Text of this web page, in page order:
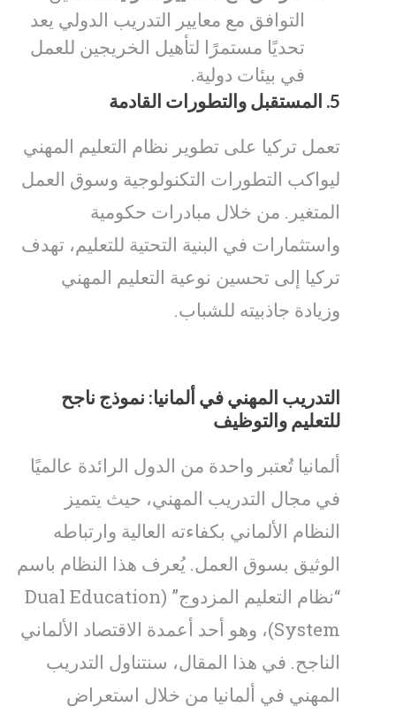
التوافق مع معايير التدريب الدولي يعد
تحديًا مستمرًا لتأهيل الخريجين للعمل
في بيئات دولية.
5. المستقبل والتطورات القادمة
تعمل تركيا على تطوير نظام التعليم المهني
ليواكب التطورات التكنولوجية وسوق العمل
المتغير. من خلال مبادرات حكومية
واستثمارات في البنية التحتية للتعليم، تهدف
تركيا إلى تحسين نوعية التعليم المهني
وزيادة جاذبيته للشباب.
التدريب المهني في ألمانيا: نموذج ناجح
للتعليم والتوظيف
ألمانيا تُعتبر واحدة من الدول الرائدة عالميًا
في مجال التدريب المهني، حيث يتميز
النظام الألماني بكفاءته العالية وارتباطه
الوثيق بسوق العمل. يُعرف هذا النظام باسم
“نظام التعليم المزدوج” (Dual Education
System)، وهو أحد أعمدة الاقتصاد الألماني
الناجح. في هذا المقال، سنتناول التدريب
المهني في ألمانيا من خلال استعراض